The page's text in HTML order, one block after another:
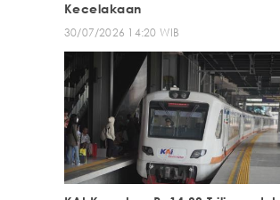
Kecelakaan
30/07/2026 14:20 WIB